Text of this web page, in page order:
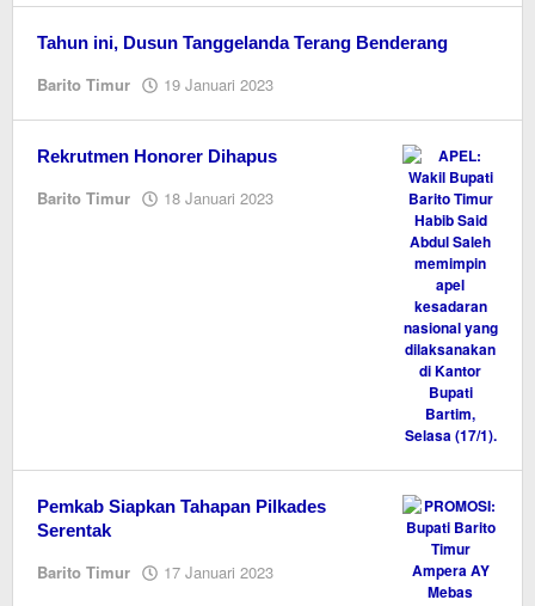
Tahun ini, Dusun Tanggelanda Terang Benderang
Barito Timur 19 Januari 2023
Rekrutmen Honorer Dihapus
Barito Timur 18 Januari 2023
Pemkab Siapkan Tahapan Pilkades
Serentak
Barito Timur 17 Januari 2023